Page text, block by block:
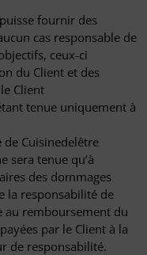
fournir des
cas responsable de
ceux-ci
du Client et des
Client
tenue uniquement à
de Cuisinedelêtre
sera tenue qu’à
des dommages
la responsabilité de
au remboursement du
par le Client à la
de responsabilité.